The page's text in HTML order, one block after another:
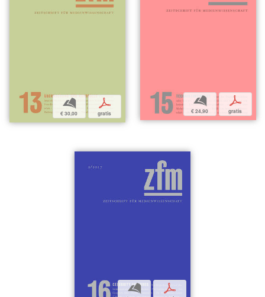
b
€ 30,00
p
gratis
b
€ 24,90
p
gratis
b p